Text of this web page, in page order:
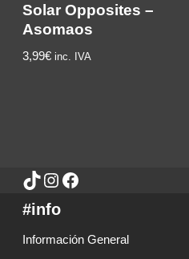
Solar Opposites –
Asomaos
3,99€ inc. IVA
#info
Información General